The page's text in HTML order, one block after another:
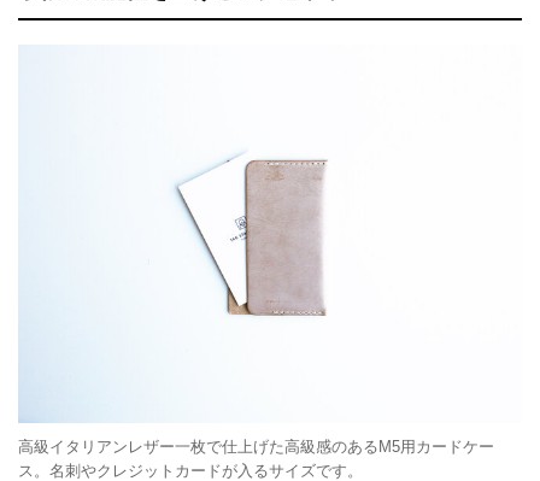
高級イタリアンレザー一枚で仕上げた高級感のあるM5用カードケー
ス。名刺やクレジットカードが入るサイズです。